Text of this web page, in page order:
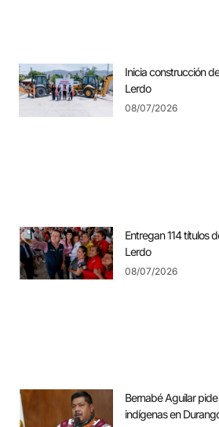
Inicia construcción
Lerdo
08/07/2026
Entregan 114 títulos
Lerdo
08/07/2026
Bernabé Aguilar
indígenas en